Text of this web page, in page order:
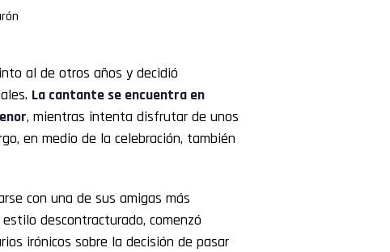
al de otros años y decidió
La cantante se encuentra en
, mientras intenta disfrutar de unos
en medio de la celebración, también
con una de sus amigas más
descontracturado, comenzó
irónicos sobre la decisión de pasar